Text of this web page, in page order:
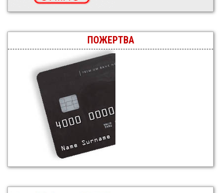
ПОЖЕРТВА